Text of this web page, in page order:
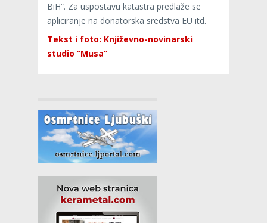
BiH“. Za uspostavu katastra predlaže se
apliciranje na donatorska sredstva EU itd.
Tekst i foto: Književno-novinarski
studio “Musa”